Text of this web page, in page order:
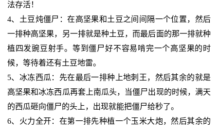
法存活！
4、土豆炖僵尸：在高坚果和土豆之间间隔一个位置，然后
一排种高坚果，另一排就是种土豆，而最后面的那一排就种
植四发豌豆射手。等到僵尸好不容易啃完一个高坚果的时
候，等待着还有土豆地雷。
5、冰冻西瓜：先在最后一排种上地刺王，然后其余的就是
高坚果和冰冻西瓜再套上南瓜头，当僵尸出现的时候，满天
的西瓜砸向僵尸的头上，出现就能把僵尸给秒了。
6、火力全开：在第一排先种植一个玉米大炮，然后其余的